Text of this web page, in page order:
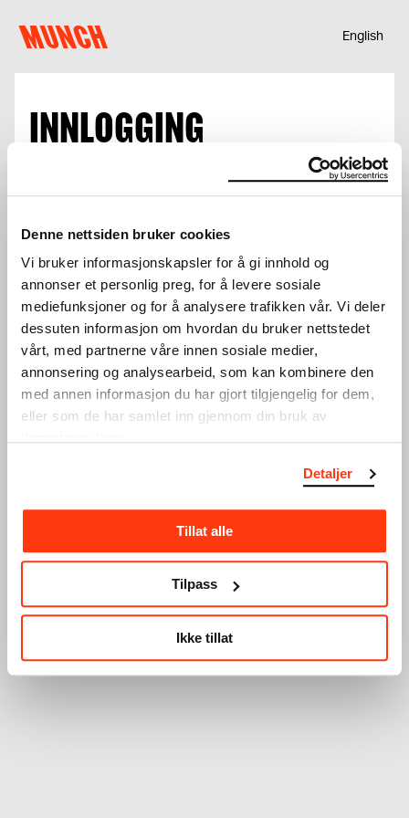
Denne nettsiden bruker cookies
Vi bruker informasjonskapsler for å gi innhold og
annonser et personlig preg, for å levere sosiale
mediefunksjoner og for å analysere trafikken vår. Vi deler
dessuten informasjon om hvordan du bruker nettstedet
vårt, med partnerne våre innen sosiale medier,
annonsering og analysearbeid, som kan kombinere den
med annen informasjon du har gjort tilgjengelig for dem,
eller som de har samlet inn gjennom din bruk av
Detaljer
Tillat alle
Tilpass
Ikke tillat
MUNCH English
INNLOGGING
Passord
Logg inn